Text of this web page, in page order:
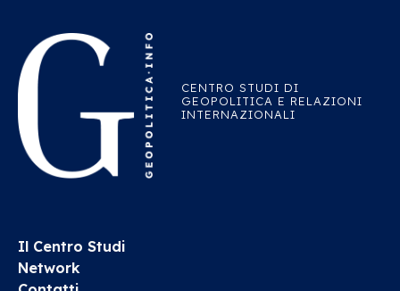
CENTRO STUDI DI
GEOPOLITICA E RELAZIONI
INTERNAZIONALI
Il Centro Studi
Network